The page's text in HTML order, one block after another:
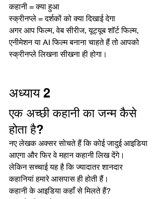
कहानी = क्या हुआ
स्क्रीनप्ले = दर्शकों को क्या दिखाई देगा
अगर आप फिल्म, वेब सीरीज, यूट्यूब शॉर्ट फिल्म,
एनीमेशन या AI फिल्म बनाना चाहते हैं तो आपको
स्क्रीनप्ले लिखना सीखना ही होगा।
अध्याय 2
एक अच्छी कहानी का जन्म कैसे
होता है?
नए लेखक अक्सर सोचते हैं कि कोई जादुई आइडिया
आएगा और फिर वे महान कहानी लिख देंगे।
लेकिन सच्चाई यह है कि ज्यादातर शानदार
कहानियां हमारे आसपास ही होती हैं।
कहानी के आइडिया कहाँ से मिलते हैं?